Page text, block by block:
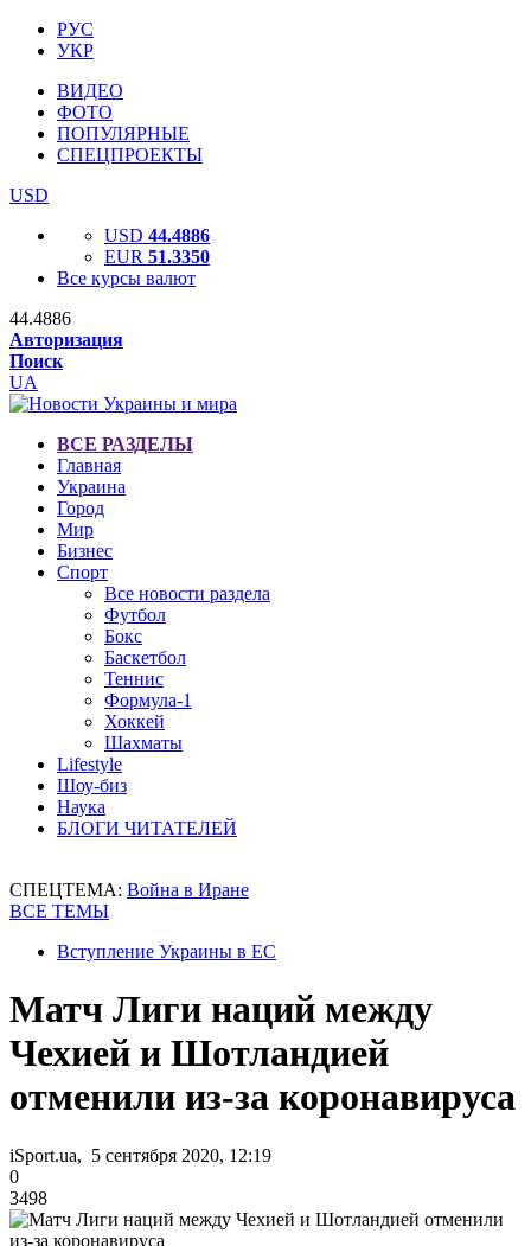
РУС
УКР
ВИДЕО
ФОТО
ПОПУЛЯРНЫЕ
СПЕЦПРОЕКТЫ
USD
USD 44.4886
EUR 51.3350
Все курсы валют
44.4886
Авторизация
Поиск
UA
ВСЕ РАЗДЕЛЫ
Главная
Украина
Город
Мир
Бизнес
Спорт
Все новости раздела
Футбол
Бокс
Баскетбол
Теннис
Формула-1
Хоккей
Шахматы
Lifestyle
Шоу-биз
Наука
БЛОГИ ЧИТАТЕЛЕЙ
СПЕЦТЕМА: Война в Иране
ВСЕ ТЕМЫ
Вступление Украины в ЕС
Матч Лиги наций между
Чехией и Шотландией
отменили из-за коронавируса
iSport.ua, 5 сентября 2020, 12:19
0
3498